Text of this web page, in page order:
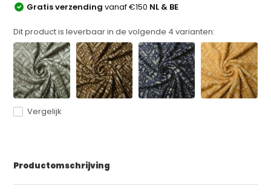
Gratis verzendingvanaf €150 NL & BE
Dit product is leverbaar in de volgende 4 varianten:
Vergelijk
Productomschrijving